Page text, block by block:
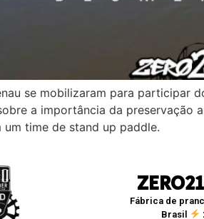
se mobilizaram para
a importância da preservação
time de stand up paddle.
Fábrica de
Brasil